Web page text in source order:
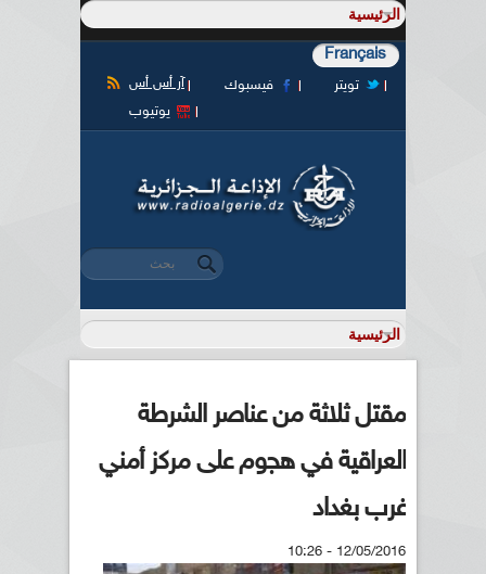
Français
آر أس أس فيسبوك
تويتر
يوتيوب
استمارة البحث
‏بحث ‏
مقتل ثلاثة من عناصر الشرطة
العراقية في هجوم على مركز أمني
غرب بغداد
12/05/2016 - 10:26